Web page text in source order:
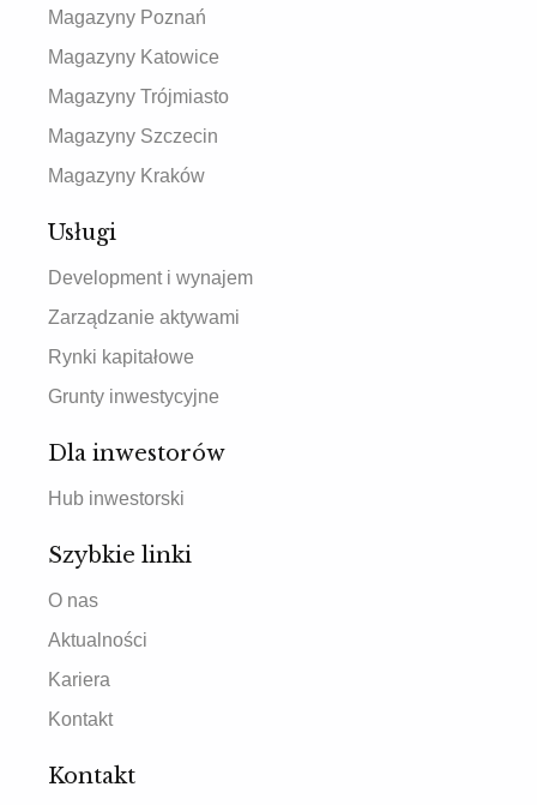
Magazyny Poznań
Magazyny Katowice
Magazyny Trójmiasto
Magazyny Szczecin
Magazyny Kraków
Usługi
Development i wynajem
Zarządzanie aktywami
Rynki kapitałowe
Grunty inwestycyjne
Dla inwestorów
Hub inwestorski
Szybkie linki
O nas
Aktualności
Kariera
Kontakt
Kontakt